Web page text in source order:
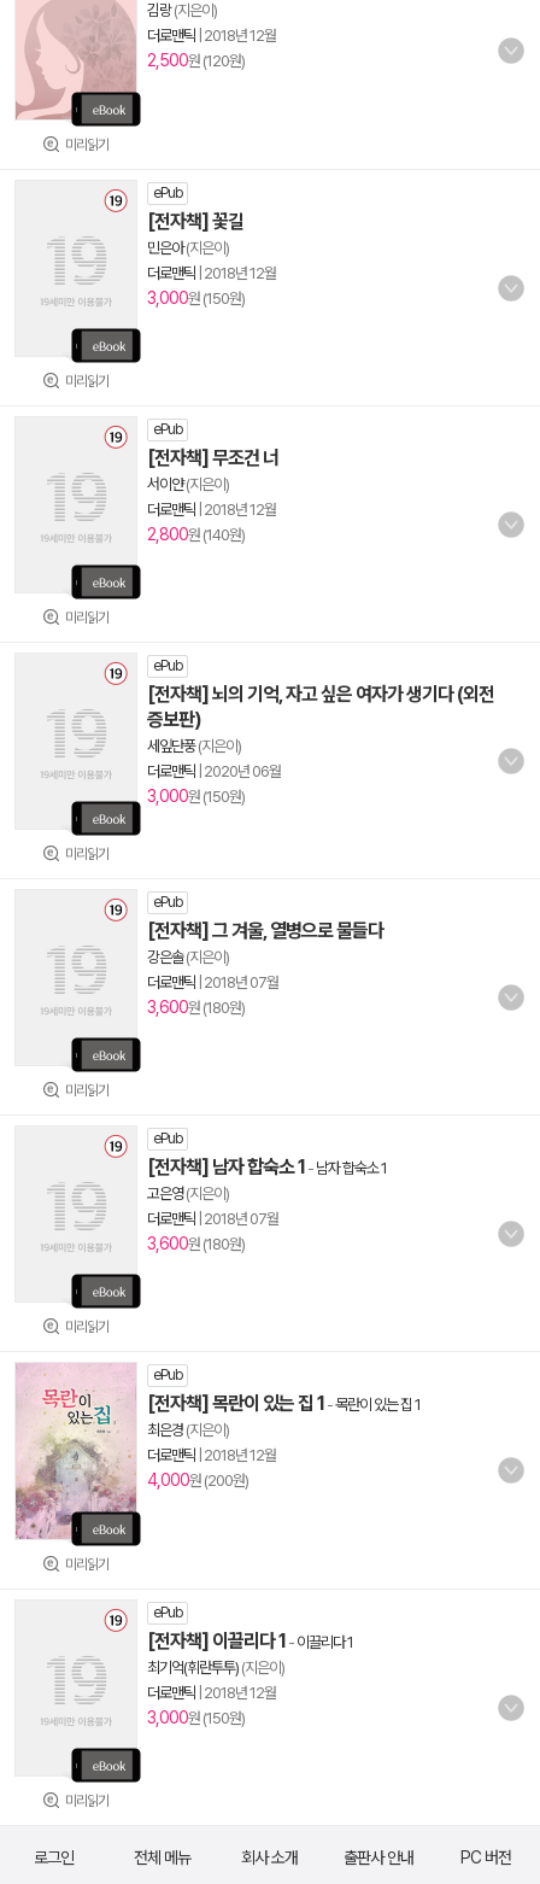
미리읽기
김랑(지은이)
더로맨틱 2018년 12월
2,500원 (120원)
미리읽기
ePub
[전자책] 꽃길
민은아(지은이)
더로맨틱 2018년 12월
3,000원 (150원)
미리읽기
ePub
[전자책] 무조건 너
서이얀(지은이)
더로맨틱 2018년 12월
2,800원 (140원)
미리읽기
ePub
[전자책] 뇌의 기억, 자고 싶은 여자가 생기다 (외전
증보판)
세잎단풍(지은이)
더로맨틱 2020년 06월
3,000원 (150원)
미리읽기
ePub
[전자책] 그 겨울, 열병으로 물들다
강은솔(지은이)
더로맨틱 2018년 07월
3,600원 (180원)
미리읽기
ePub
[전자책] 남자 합숙소 1 - 남자 합숙소 1
고은영(지은이)
더로맨틱 2018년 07월
3,600원 (180원)
미리읽기
ePub
[전자책] 목란이 있는 집 1 -목란이 있는 집 1
최은경 (지은이)
더로맨틱 2018년 12월
4,000원 (200원)
미리읽기
ePub
[전자책] 이끌리다 1 - 이끌리다 1
최기억(휘란투투) (지은이)
더로맨틱 2018년 12월
3,000원 (150원)
로그인 전체 메뉴 회사 소개 출판사 안내 PC 버전